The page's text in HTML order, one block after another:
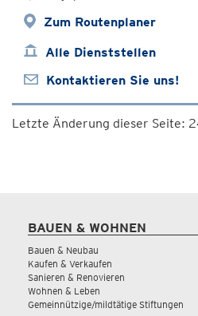
Zum Routenplaner
Alle Dienststellen
Kontaktieren Sie uns!
Letzte Änderung dieser Seite:
BAUEN & WOHNEN
Bauen & Neubau
Kaufen & Verkaufen
Sanieren & Renovieren
Wohnen & Leben
Gemeinnützige/mildtätige Stiftungen